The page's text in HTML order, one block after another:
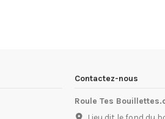
Contactez-nous
Roule Tes